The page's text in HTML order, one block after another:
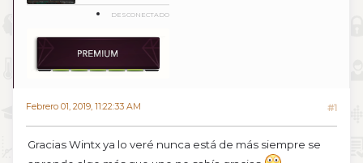
DESCONECTADO
Febrero 01, 2019, 11:22:33 AM #1
Gracias Wintx ya lo veré nunca está de más siempre se